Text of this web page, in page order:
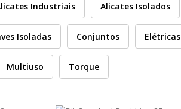
Industriais Alicates Isolados
Isoladas Conjuntos Elétricas
Multiuso Torque